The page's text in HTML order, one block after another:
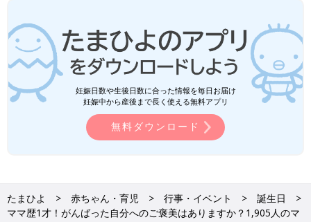
妊娠日数や生後日数に合った情報を毎日お届け
妊娠中から産後まで長く使える無料アプリ
無料ダウンロード
たまひよ 赤ちゃん・育児 行事・イベント
誕生日
ママ歴1才！がんばった自分へのご褒美はありますか？1,905人のマ